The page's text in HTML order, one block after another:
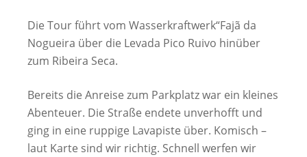
Die Tour führt vom Wasserkraftwerk“Fajã da
Nogueira über die Levada Pico Ruivo hinüber
zum Ribeira Seca.
Bereits die Anreise zum Parkplatz war ein kleines
Abenteuer. Die Straße endete unverhofft und
ging in eine ruppige Lavapiste über. Komisch –
laut Karte sind wir richtig. Schnell werfen wir